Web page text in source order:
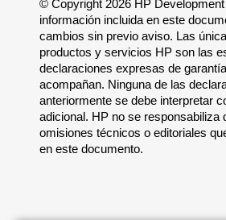
© Copyright 2026 HP
información incluida en este
cambios sin previo aviso. Las
productos y servicios HP son las
declaraciones expresas de
acompañan. Ninguna de las
anteriormente se debe interpretar
adicional. HP no se responsabiliza
omisiones técnicos o editoriales
en este documento.